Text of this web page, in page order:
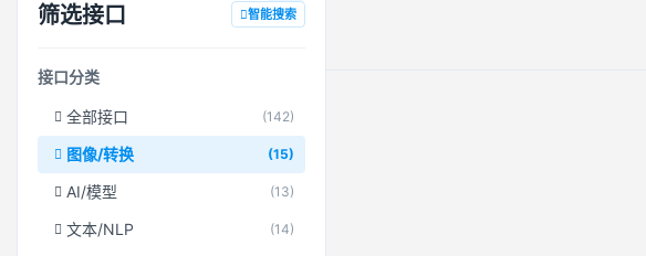
筛选接口
智能搜索
接口分类
全部接口 (142)
图像/转换 (15)
AI/模型 (13)
文本/NLP (14)